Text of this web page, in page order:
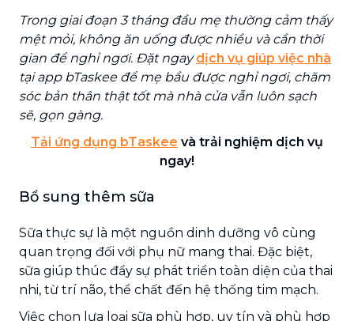
Trong giai đoạn 3 tháng đầu mẹ thường cảm thấy
mệt mỏi, không ăn uống được nhiều và cần thời
gian để nghỉ ngơi. Đặt ngaydịch vụ giúp việc nhà
tại app bTaskee để mẹ bầu được nghỉ ngơi, chăm
sóc bản thân thật tốt mà nhà cửa vẫn luôn sạch
sẽ, gọn gàng.
Tải ứng dụng bTaskee và trải nghiệm dịch vụ
ngay!
Bổ sung thêm sữa
Sữa thực sự là một nguồn dinh dưỡng vô cùng
quan trọng đối với phụ nữ mang thai. Đặc biệt,
sữa giúp thúc đẩy sự phát triển toàn diện của thai
nhi, từ trí não, thể chất đến hệ thống tim mạch.
Việc chọn lựa loại sữa phù hợp, uy tín và phù hợp